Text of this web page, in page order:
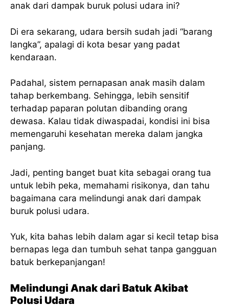
anak dari dampak buruk polusi udara ini?
Di era sekarang, udara bersih sudah jadi “barang
langka”, apalagi di kota besar yang padat
kendaraan.
Padahal, sistem pernapasan anak masih dalam
tahap berkembang. Sehingga, lebih sensitif
terhadap paparan polutan dibanding orang
dewasa. Kalau tidak diwaspadai, kondisi ini bisa
memengaruhi kesehatan mereka dalam jangka
panjang.
Jadi, penting banget buat kita sebagai orang tua
untuk lebih peka, memahami risikonya, dan tahu
bagaimana cara melindungi anak dari dampak
buruk polusi udara.
Yuk, kita bahas lebih dalam agar si kecil tetap bisa
bernapas lega dan tumbuh sehat tanpa gangguan
batuk berkepanjangan!
Melindungi Anak dari Batuk Akibat
Polusi Udara